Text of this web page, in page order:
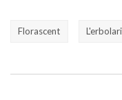
Florascent